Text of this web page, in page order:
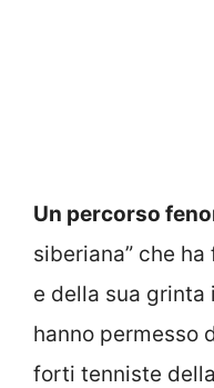
Un percorso
siberiana” che
e della sua grinta
hanno permesso
forti tenniste